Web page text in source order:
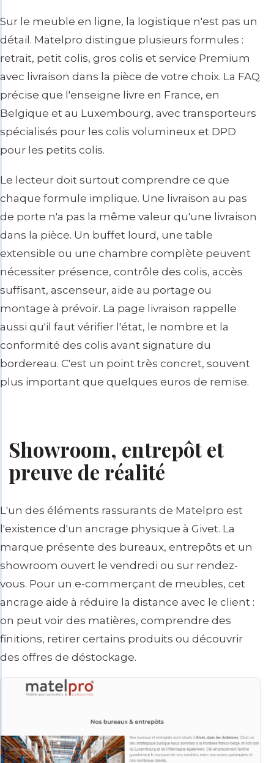
Sur le meuble en ligne, la logistique n'est pas un
détail. Matelpro distingue plusieurs formules :
retrait, petit colis, gros colis et service Premium
avec livraison dans la pièce de votre choix. La FAQ
précise que l'enseigne livre en France, en
Belgique et au Luxembourg, avec transporteurs
spécialisés pour les colis volumineux et DPD
pour les petits colis.
Le lecteur doit surtout comprendre ce que
chaque formule implique. Une livraison au pas
de porte n'a pas la même valeur qu'une livraison
dans la pièce. Un buffet lourd, une table
extensible ou une chambre complète peuvent
nécessiter présence, contrôle des colis, accès
suffisant, ascenseur, aide au portage ou
montage à prévoir. La page livraison rappelle
aussi qu'il faut vérifier l'état, le nombre et la
conformité des colis avant signature du
bordereau. C'est un point très concret, souvent
plus important que quelques euros de remise.
Showroom, entrepôt et
preuve de réalité
L'un des éléments rassurants de Matelpro est
l'existence d'un ancrage physique à Givet. La
marque présente des bureaux, entrepôts et un
showroom ouvert le vendredi ou sur rendez-
vous. Pour un e-commerçant de meubles, cet
ancrage aide à réduire la distance avec le client :
on peut voir des matières, comprendre des
finitions, retirer certains produits ou découvrir
des offres de déstockage.